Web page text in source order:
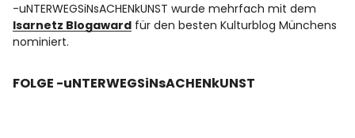
-uNTERWEGSiNsACHENkUNST wurde mehrfach mit dem
Isarnetz Blogaward für den besten Kulturblog Münchens
nominiert.
FOLGE -uNTERWEGSiNsACHENkUNST